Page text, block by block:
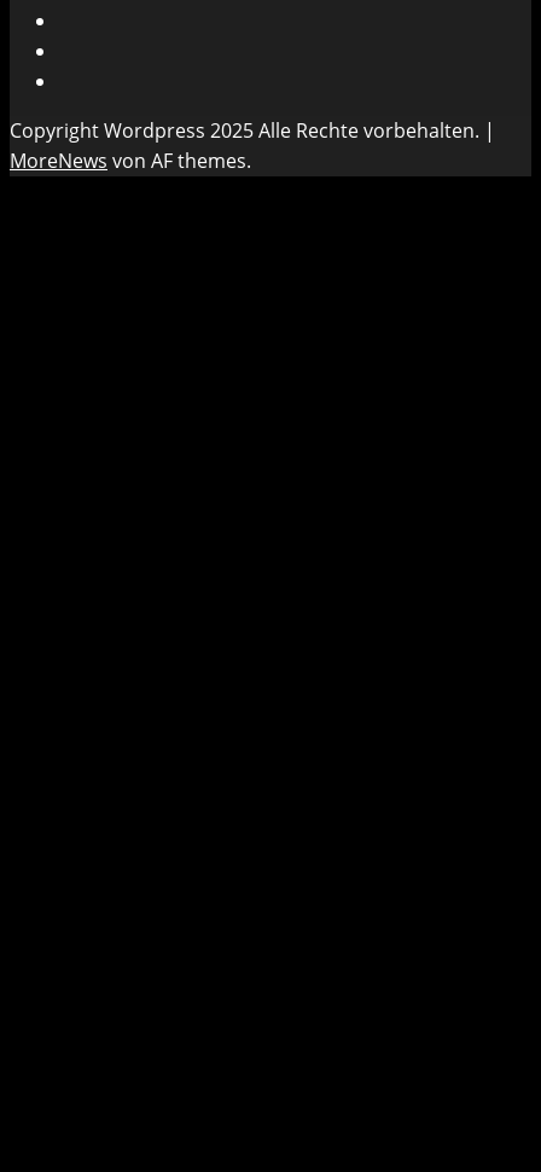
Copyright Wordpress 2025 Alle Rechte vorbehalten. |
MoreNews von AF themes.